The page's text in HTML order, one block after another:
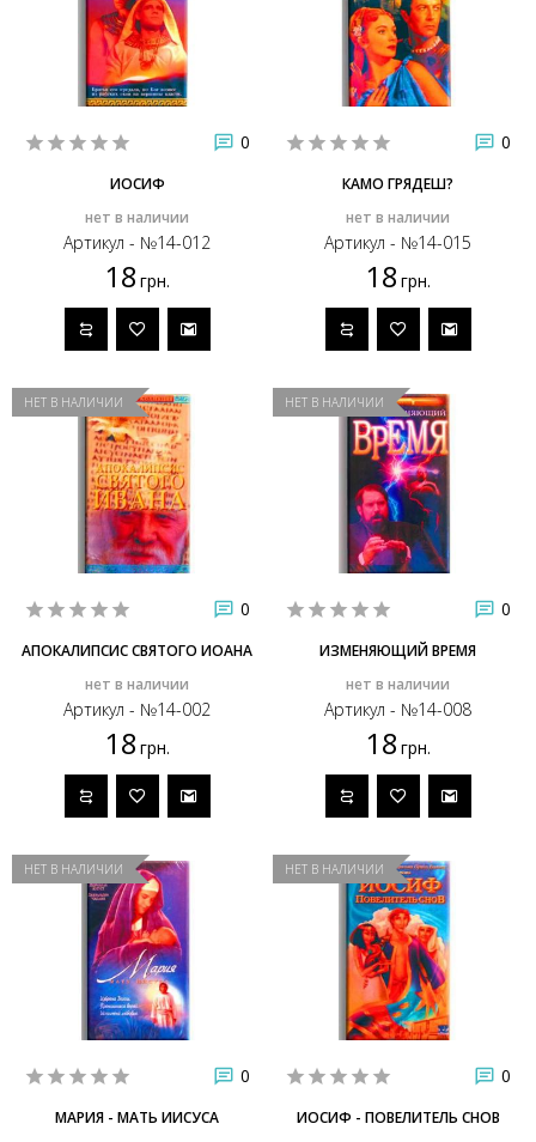
0
ИОСИФ
нет в наличии
Артикул - №14-012
18 грн.
0
КАМО ГРЯДЕШ?
нет в наличии
Артикул - №14-015
18 грн.
НЕТ В НАЛИЧИИ
0
АПОКАЛИПСИС СВЯТОГО ИОАНА
нет в наличии
Артикул - №14-002
18 грн.
НЕТ В НАЛИЧИИ
0
ИЗМЕНЯЮЩИЙ ВРЕМЯ
нет в наличии
Артикул - №14-008
18 грн.
НЕТ В НАЛИЧИИ
0
МАРИЯ - МАТЬ ИИСУСА
НЕТ В НАЛИЧИИ
0
ИОСИФ - ПОВЕЛИТЕЛЬ СНОВ